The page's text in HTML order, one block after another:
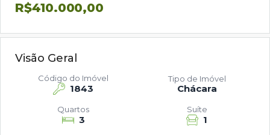
R$410.000,00
Visão Geral
1843
Código do Imóvel
Chácara
Tipo de Imóvel
3
Quartos
1
Suíte